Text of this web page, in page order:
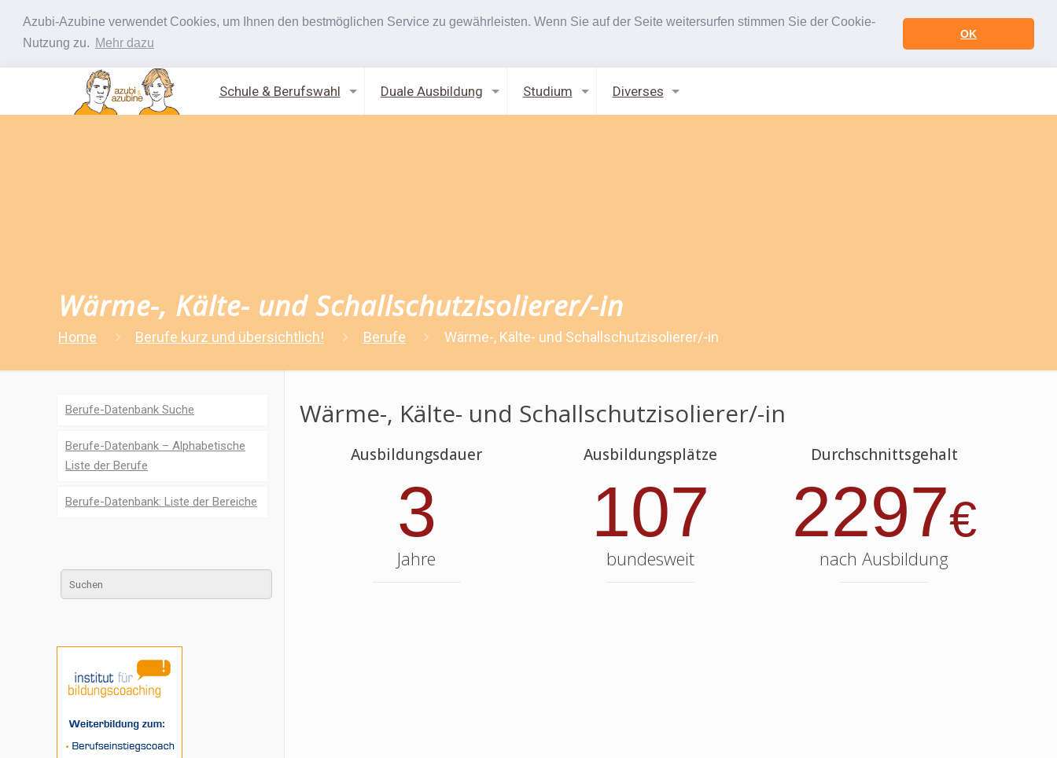
Azubi-Azubine verwendet Cookies, um Ihnen den bestmöglichen Service zu gewährleisten. Wenn Sie auf der Seite weitersurfen stimmen Sie der Cookie-
Nutzung zu. Mehr dazu
OK
Schule & Berufswahl Duale Ausbildung Studium Diverses
Wärme-, Kälte- und Schallschutzisolierer/-in
Home Berufe kurz und übersichtlich! Berufe Wärme-, Kälte- und Schallschutzisolierer/-in
Wärme-, Kälte- und Schallschutzisolierer/-in
Ausbildungsdauer
3
Jahre
Ausbildungsplätze
107
bundesweit
Durchschnittsgehalt
2297€
nach Ausbildung
Berufe-Datenbank Suche
Berufe-Datenbank – Alphabetische
Liste der Berufe
Berufe-Datenbank: Liste der Bereiche